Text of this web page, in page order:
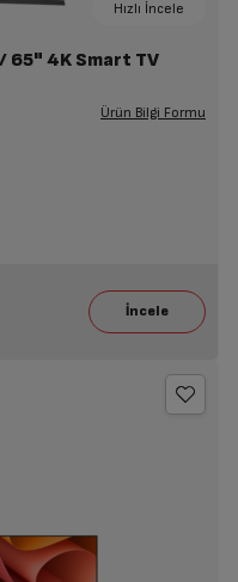
Hızlı İncele
65" 4K Smart TV
Ürün Bilgi Formu